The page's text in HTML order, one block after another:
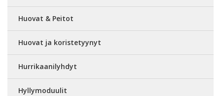
Huovat & Peitot
Huovat ja koristetyynyt
Hurrikaanilyhdyt
Hyllymoduulit